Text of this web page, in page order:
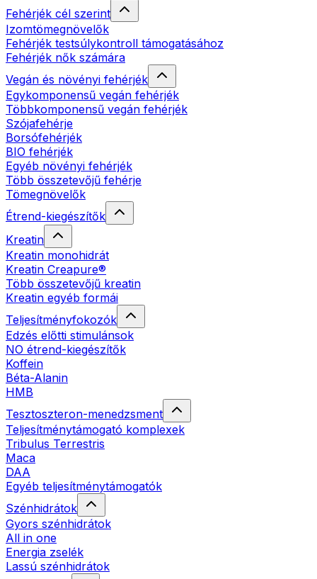
Fehérjék cél szerint
Izomtömegnövelők
Fehérjék testsúlykontroll támogatásához
Fehérjék nők számára
Vegán és növényi fehérjék
Egykomponensű vegán fehérjék
Többkomponensű vegán fehérjék
Szójafehérje
Borsófehérjék
BIO fehérjék
Egyéb növényi fehérjék
Több összetevőjű fehérje
Tömegnövelők
Étrend-kiegészítők
Kreatin
Kreatin monohidrát
Kreatin Creapure®
Több összetevőjű kreatin
Kreatin egyéb formái
Teljesítményfokozók
Edzés előtti stimulánsok
NO étrend-kiegészítők
Koffein
Béta-Alanin
HMB
Tesztoszteron-menedzsment
Teljesítménytámogató komplexek
Tribulus Terrestris
Maca
DAA
Egyéb teljesítménytámogatók
Szénhidrátok
Gyors szénhidrátok
All in one
Energia zselék
Lassú szénhidrátok